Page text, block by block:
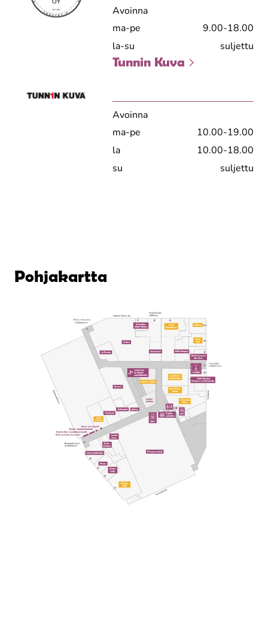
Avoinna
ma-pe
9.00-18.00
la-su
suljettu
Tunnin Kuva
Avoinna
ma-pe
10.00-19.00
la
10.00-18.00
su
suljettu
Pohjakartta